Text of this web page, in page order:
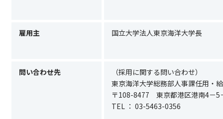
雇用主 国立大学法人東京海洋大学長
問い合わせ先
（採用に関する問い合わせ）
東京海洋大学総務部人事課任用・
〒108-8477 東京都港区港南4－5
TEL ： 03-5463-0356